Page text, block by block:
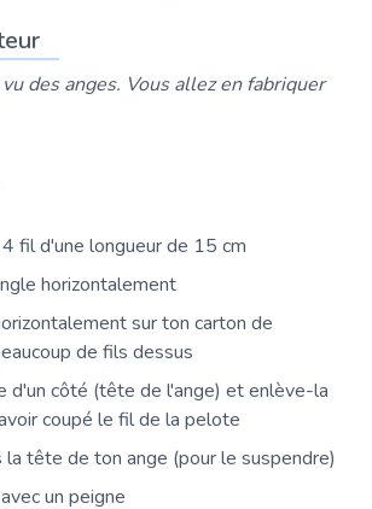
des anges. Vous allez en fabriquer
fil d'une longueur de 15 cm
horizontalement
sur ton carton de
de fils dessus
d'un côté (tête de l'ange) et enlève-la
coupé le fil de la pelote
la tête de ton ange (pour le suspendre)
un peigne